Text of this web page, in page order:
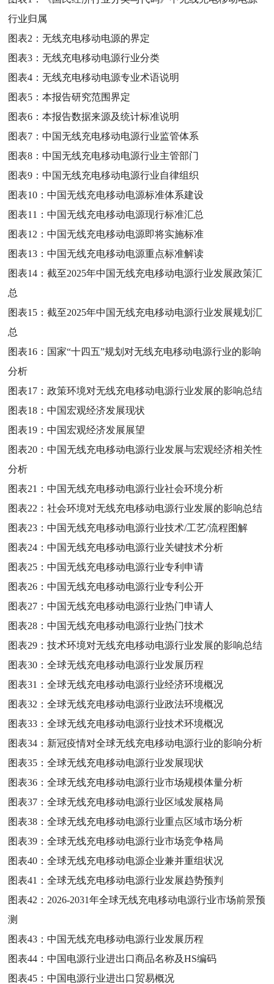
行业归属
图表2：无线充电移动电源的界定
图表3：无线充电移动电源行业分类
图表4：无线充电移动电源专业术语说明
图表5：本报告研究范围界定
图表6：本报告数据来源及统计标准说明
图表7：中国无线充电移动电源行业监管体系
图表8：中国无线充电移动电源行业主管部门
图表9：中国无线充电移动电源行业自律组织
图表10：中国无线充电移动电源标准体系建设
图表11：中国无线充电移动电源现行标准汇总
图表12：中国无线充电移动电源即将实施标准
图表13：中国无线充电移动电源重点标准解读
图表14：截至2025年中国无线充电移动电源行业发展政策汇
总
图表15：截至2025年中国无线充电移动电源行业发展规划汇
总
图表16： 国家“十四五”规划对无线充电移动电源行业的影响
分析
图表17：政策环境对无线充电移动电源行业发展的影响总结
图表18：中国宏观经济发展现状
图表19：中国宏观经济发展展望
图表20：中国无线充电移动电源行业发展与宏观经济相关性
分析
图表21：中国无线充电移动电源行业社会环境分析
图表22：社会环境对无线充电移动电源行业发展的影响总结
图表23：中国无线充电移动电源行业技术/工艺/流程图解
图表24：中国无线充电移动电源行业关键技术分析
图表25：中国无线充电移动电源行业专利申请
图表26：中国无线充电移动电源行业专利公开
图表27：中国无线充电移动电源行业热门申请人
图表28：中国无线充电移动电源行业热门技术
图表29：技术环境对无线充电移动电源行业发展的影响总结
图表30：全球无线充电移动电源行业发展历程
图表31：全球无线充电移动电源行业经济环境概况
图表32：全球无线充电移动电源行业政法环境概况
图表33：全球无线充电移动电源行业技术环境概况
图表34： 新冠疫情对全球无线充电移动电源行业的影响分析
图表35：全球无线充电移动电源行业发展现状
图表36：全球无线充电移动电源行业市场规模体量分析
图表37：全球无线充电移动电源行业区域发展格局
图表38：全球无线充电移动电源行业重点区域市场分析
图表39：全球无线充电移动电源行业市场竞争格局
图表40：全球无线充电移动电源企业兼并重组状况
图表41：全球无线充电移动电源行业发展趋势预判
图表42： 2026-2031年全球无线充电移动电源行业市场前景预
测
图表43：中国无线充电移动电源行业发展历程
图表44：中国电源行业进出口商品名称及HS编码
图表45：中国电源行业进出口贸易概况